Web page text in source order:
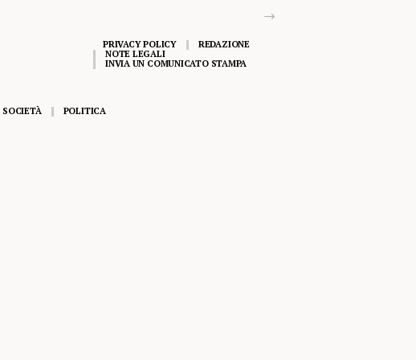
PRIVACY POLICY
REDAZIONE
NOTE LEGALI
INVIA UN COMUNICATO STAMPA
SOCIETÀ POLITICA